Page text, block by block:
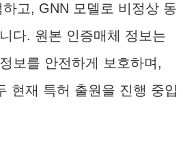
고, GNN 모델로 비정상 동
다. 원본 인증매체 정보는
보를 안전하게 보호하며,
현재 특허 출원을 진행 중입